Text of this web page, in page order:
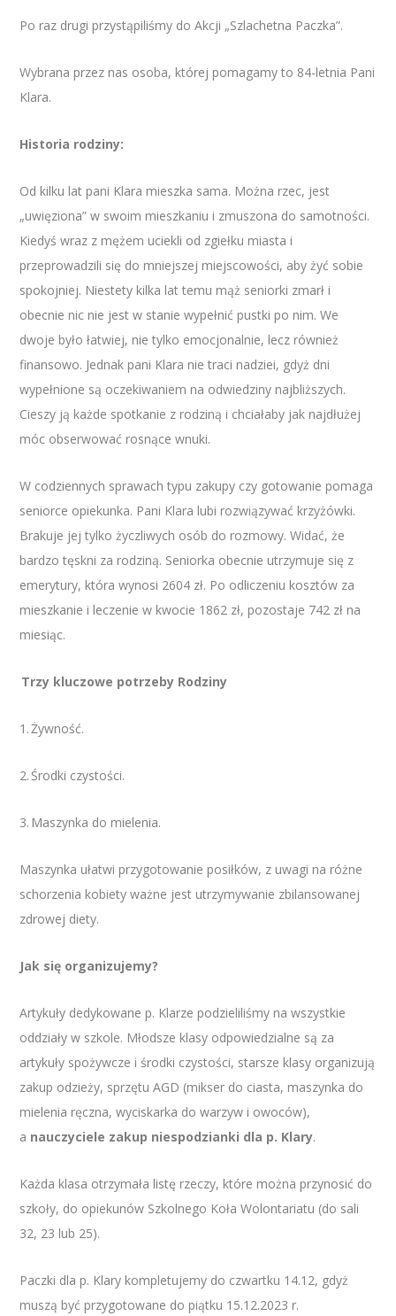
Po raz drugi przystąpiliśmy do Akcji „Szlachetna Paczka”.
Wybrana przez nas osoba, której pomagamy to 84-letnia Pani
Klara.
Historia rodziny:
Od kilku lat pani Klara mieszka sama. Można rzec, jest
„uwięziona” w swoim mieszkaniu i zmuszona do samotności.
Kiedyś wraz z mężem uciekli od zgiełku miasta i
przeprowadzili się do mniejszej miejscowości, aby żyć sobie
spokojniej. Niestety kilka lat temu mąż seniorki zmarł i
obecnie nic nie jest w stanie wypełnić pustki po nim. We
dwoje było łatwiej, nie tylko emocjonalnie, lecz również
finansowo. Jednak pani Klara nie traci nadziei, gdyż dni
wypełnione są oczekiwaniem na odwiedziny najbliższych.
Cieszy ją każde spotkanie z rodziną i chciałaby jak najdłużej
móc obserwować rosnące wnuki.
W codziennych sprawach typu zakupy czy gotowanie pomaga
seniorce opiekunka. Pani Klara lubi rozwiązywać krzyżówki.
Brakuje jej tylko życzliwych osób do rozmowy. Widać, że
bardzo tęskni za rodziną. Seniorka obecnie utrzymuje się z
emerytury, która wynosi 2604 zł. Po odliczeniu kosztów za
mieszkanie i leczenie w kwocie 1862 zł, pozostaje 742 zł na
miesiąc.
Trzy kluczowe potrzeby Rodziny
1. Żywność.
2. Środki czystości.
3. Maszynka do mielenia.
Maszynka ułatwi przygotowanie posiłków, z uwagi na różne
schorzenia kobiety ważne jest utrzymywanie zbilansowanej
zdrowej diety.
Jak się organizujemy?
Artykuły dedykowane p. Klarze podzieliliśmy na wszystkie
oddziały w szkole. Młodsze klasy odpowiedzialne są za
artykuły spożywcze i środki czystości, starsze klasy organizują
zakup odzieży, sprzętu AGD (mikser do ciasta, maszynka do
mielenia ręczna, wyciskarka do warzyw i owoców),
a nauczyciele zakup niespodzianki dla p. Klary.
Każda klasa otrzymała listę rzeczy, które można przynosić do
szkoły, do opiekunów Szkolnego Koła Wolontariatu (do sali
32, 23 lub 25).
Paczki dla p. Klary kompletujemy do czwartku 14.12, gdyż
muszą być przygotowane do piątku 15.12.2023 r.